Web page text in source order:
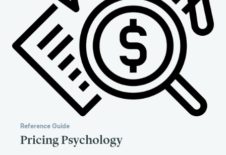
Reference Guide
Pricing Psychology